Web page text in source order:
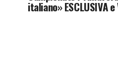
italiano» ESCLUSIVA e